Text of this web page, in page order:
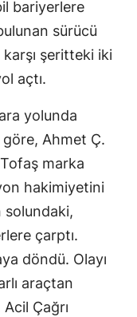
bariyerlere
sürücü
şeritteki iki
açtı.
yolunda
Ahmet Ç.
marka
hakimiyetini
solundaki,
çarptı.
döndü. Olayı
araçtan
Çağrı